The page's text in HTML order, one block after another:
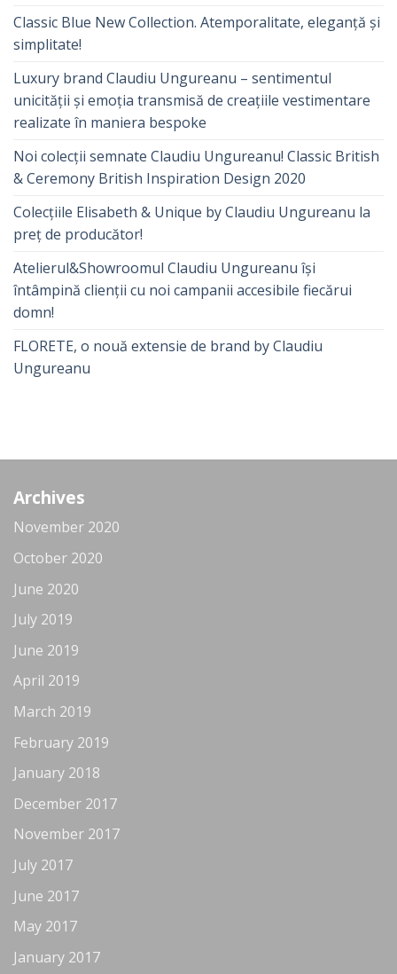
Classic Blue New Collection. Atemporalitate, eleganță și
simplitate!
Luxury brand Claudiu Ungureanu – sentimentul
unicității și emoția transmisă de creațiile vestimentare
realizate în maniera bespoke
Noi colecții semnate Claudiu Ungureanu! Classic British
& Ceremony British Inspiration Design 2020
Colecțiile Elisabeth & Unique by Claudiu Ungureanu la
preț de producător!
Atelierul&Showroomul Claudiu Ungureanu își
întâmpină clienții cu noi campanii accesibile fiecărui
domn!
FLORETE, o nouă extensie de brand by Claudiu
Ungureanu
Archives
November 2020
October 2020
June 2020
July 2019
June 2019
April 2019
March 2019
February 2019
January 2018
December 2017
November 2017
July 2017
June 2017
May 2017
January 2017